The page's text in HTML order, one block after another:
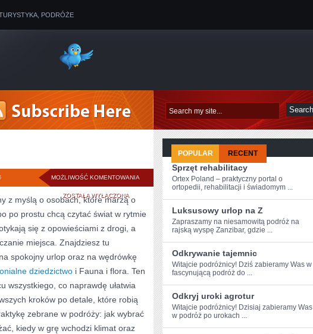
PODRÓŻE
MOŻLIWOŚĆ KOMENTOWANIA PAPUA-
NOWA
GWINEA
ZOSTAŁA WYŁĄCZONA
z myślą o osobach, które marzą o
po prostu chcą czytać świat w rytmie
się z opowieściami z drogi, a
miejsca. Znajdziesz tu
spokojny urlop oraz na wędrówkę
dziedzictwo i Fauna i flora. Ten
wszystkiego, co naprawdę ułatwia
kroków po detale, które robią
zebrane w podróży: jak wybrać
kiedy w grę wchodzi klimat oraz
POPULAR RECENT
Sprzęt rehabilitacy
Ortex Poland – praktyczny portal o
ortopedii, rehabilitacji i świadomym ...
Luksusowy urlop na Z
Zapraszamy na niesamowitą podróż na
rajską wyspę Zanzibar, gdzie ...
Odkrywanie tajemnic
Witajcie podróżnicy! Dziś zabieramy Was w
fascynującą podróż do ...
Odkryj uroki agrotur
Witajcie podróżnicy! Dzisiaj zabieramy Was
w ‌podróż po urokach ...